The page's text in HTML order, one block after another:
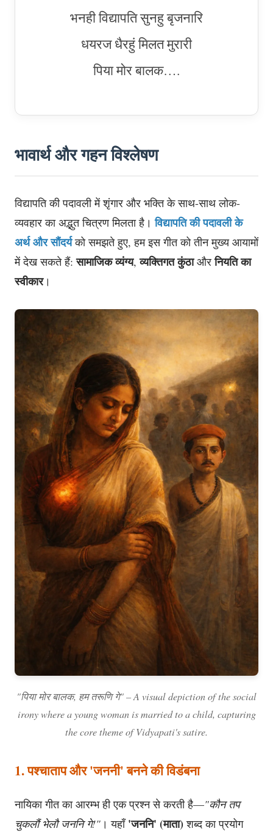
भनही विद्यापति सुनहु बृजनारि
धयरज धैरहुं मिलत मुरारी
पिया मोर बालक….
भावार्थ और गहन विश्लेषण
विद्यापति की पदावली में शृंगार और भक्ति के साथ-साथ लोक-
व्यवहार का अद्भुत चित्रण मिलता है।विद्यापति की पदावली के
अर्थ और सौंदर्यको समझते हुए, हम इस गीत को तीन मुख्य आयामों
में देख सकते हैं:सामाजिक व्यंग्य,व्यक्तिगत कुंठाऔरनियति का
स्वीकार।
"पिया मोर बालक, हम तरूणि गे" – A visual depiction of the social
irony where a young woman is married to a child, capturing
the core theme of Vidyapati's satire.
1. पश्चाताप और 'जननी' बनने की विडंबना
नायिका गीत का आरम्भ ही एक प्रश्न से करती है—"कौन तप
चुकलौं भेलौ जननि गे!" । यहाँ'जननि' (माता) शब्द का प्रयोग